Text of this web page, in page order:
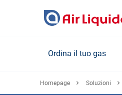
Ordina il tuo gas
Homepage Soluzioni